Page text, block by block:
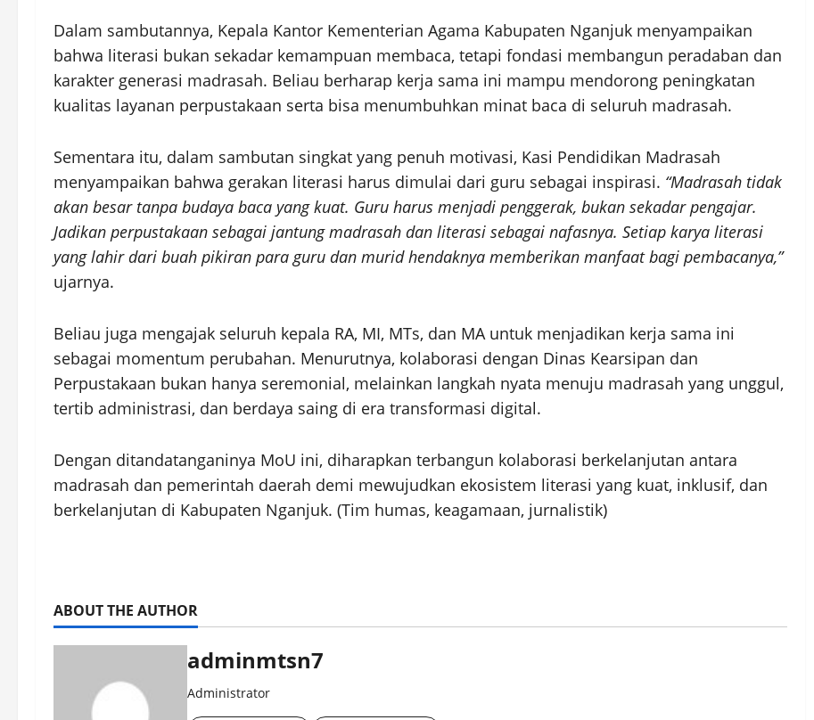
Dalam sambutannya, Kepala Kantor Kementerian Agama Kabupaten Nganjuk menyampaikan
bahwa literasi bukan sekadar kemampuan membaca, tetapi fondasi membangun peradaban dan
karakter generasi madrasah. Beliau berharap kerja sama ini mampu mendorong peningkatan
kualitas layanan perpustakaan serta bisa menumbuhkan minat baca di seluruh madrasah.
Sementara itu, dalam sambutan singkat yang penuh motivasi, Kasi Pendidikan Madrasah
menyampaikan bahwa gerakan literasi harus dimulai dari guru sebagai inspirasi. “Madrasah tidak
akan besar tanpa budaya baca yang kuat. Guru harus menjadi penggerak, bukan sekadar pengajar.
Jadikan perpustakaan sebagai jantung madrasah dan literasi sebagai nafasnya. Setiap karya literasi
yang lahir dari buah pikiran para guru dan murid hendaknya memberikan manfaat bagi pembacanya,”
ujarnya.
Beliau juga mengajak seluruh kepala RA, MI, MTs, dan MA untuk menjadikan kerja sama ini
sebagai momentum perubahan. Menurutnya, kolaborasi dengan Dinas Kearsipan dan
Perpustakaan bukan hanya seremonial, melainkan langkah nyata menuju madrasah yang unggul,
tertib administrasi, dan berdaya saing di era transformasi digital.
Dengan ditandatanganinya MoU ini, diharapkan terbangun kolaborasi berkelanjutan antara
madrasah dan pemerintah daerah demi mewujudkan ekosistem literasi yang kuat, inklusif, dan
berkelanjutan di Kabupaten Nganjuk. (Tim humas, keagamaan, jurnalistik)
ABOUT THE AUTHOR
adminmtsn7
Administrator